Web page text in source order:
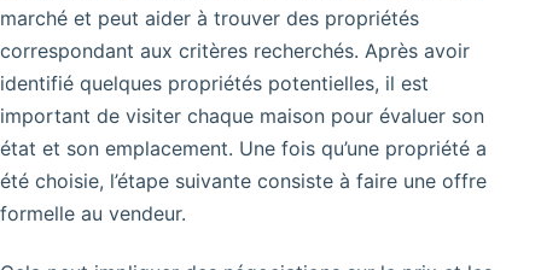
marché et peut aider à trouver des propriétés
correspondant aux critères recherchés. Après avoir
identifié quelques propriétés potentielles, il est
important de visiter chaque maison pour évaluer son
état et son emplacement. Une fois qu’une propriété a
été choisie, l’étape suivante consiste à faire une offre
formelle au vendeur.